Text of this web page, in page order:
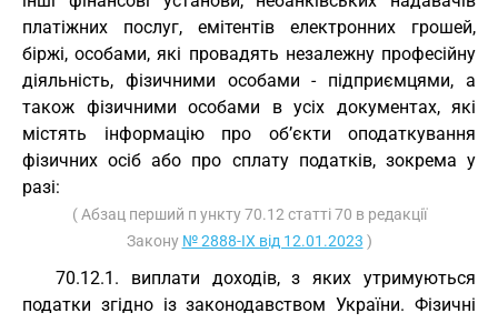
платіжних послуг, емітентів електронних грошей,
біржі, особами, які провадять незалежну професійну
діяльність, фізичними особами - підприємцями, а
також фізичними особами в усіх документах, які
містять інформацію про об’єкти оподаткування
фізичних осіб або про сплату податків, зокрема у
разі:
( Абзац перший п ункту 70.12 статті 70 в редакції
Закону № 2888-IX від 12.01.2023 )
70.12.1. виплати доходів, з яких утримуються
податки згідно із законодавством України. Фізичні